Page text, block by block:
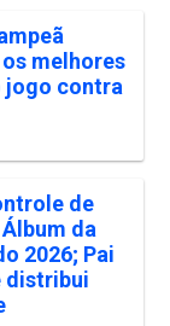
melhores
jogo contra
de
da
2026; Pai
distribui